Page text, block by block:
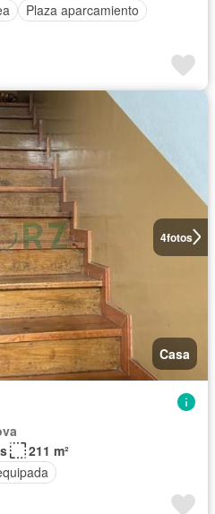
Plaza aparcamiento
4fotos
Casa
211 m²